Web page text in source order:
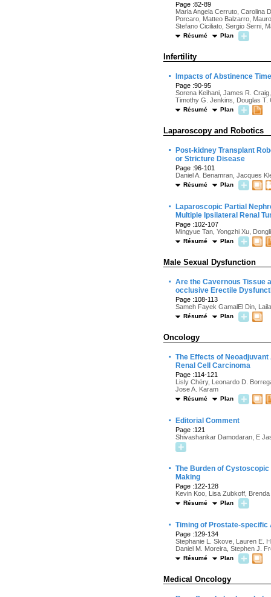
Page :82-89
Maria Angela Cerruto, Carolina
Porcaro, Matteo Balzarro,
Stefano Ciciliato, Sergio Serni,
Résumé Plan
Infertility
· Impacts of Abstinence
Page :90-95
Sorena Keihani, James R.
Timothy G. Jenkins, Douglas T.
Résumé Plan
Laparoscopy and Robotics
·
Post-kidney Transplant
or Stricture Disease
Page :96-101
Daniel A. Benamran, Jacques
Résumé Plan
·
Laparoscopic Partial
Multiple Ipsilateral Renal
Page :102-107
Mingyue Tan, Yongzhi Xu,
Résumé Plan
Male Sexual Dysfunction
· Are the Cavernous Tissue
occlusive Erectile
Page :108-113
Sameh Fayek GamalEl Din,
Résumé Plan
Oncology
· The Effects of
Renal Cell Carcinoma
Page :114-121
Lisly Chéry, Leonardo D.
Jose A. Karam
Résumé Plan
· Editorial Comment
Page :121
Shivashankar Damodaran, E
· The Burden of
Making
Page :122-128
Kevin Koo, Lisa Zubkoff,
Résumé Plan
· Timing of Prostate-
Page :129-134
Stephanie L. Skove, Lauren E.
Daniel M. Moreira, Stephen J.
Résumé Plan
Medical Oncology